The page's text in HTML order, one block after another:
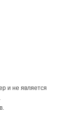
и не является